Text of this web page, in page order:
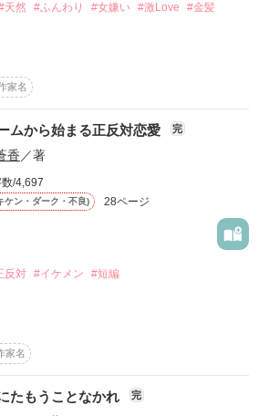
ら りょうが）
梨じゃないもん 」
さかの恋⁉
作品を読む
天然 #ふんわり #女嫌い #激Love #金髪
んなって」
家名
ムから始まる正反対恋愛 完
香 ／著
/4,697
ケン・ダーク・不良) 28ページ
反対 #イケメン #短編
い？」
白したのは、
家名
たもうことなかれ 完